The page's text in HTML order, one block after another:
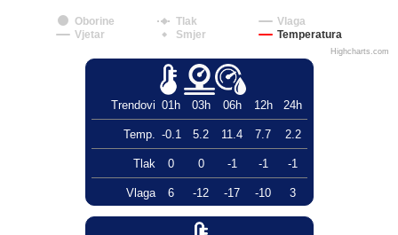
Oborine Tlak
Vlaga
Vjetar
Smjer Temperatura
Highcharts.com
Trendovi 01h 03h 06h 12h 24h
Temp. -0.1 5.2 11.4 7.7 2.2
Tlak 0 0 -1 -1 -1
Vlaga 6 -12 -17 -10 3